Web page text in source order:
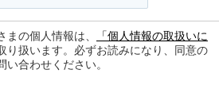
の個人情報は、
「個人情報の取扱いに
り扱います。必ずお読みになり、同意の
い合わせください。